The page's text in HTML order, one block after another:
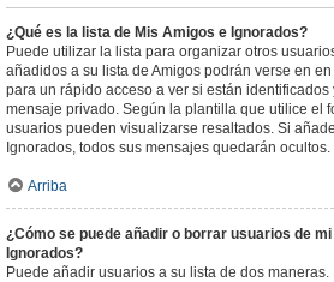
¿Qué es la lista de Mis Amigos e Ignorados?
Puede utilizar la lista para organizar otros
añadidos a su lista de Amigos podrán verse en
para un rápido acceso a ver si están
mensaje privado. Según la plantilla que utilice el
usuarios pueden visualizarse resaltados. Si
Ignorados, todos sus mensajes quedarán ocultos.
Arriba
¿Cómo se puede añadir o borrar usuarios de
Ignorados?
Puede añadir usuarios a su lista de dos